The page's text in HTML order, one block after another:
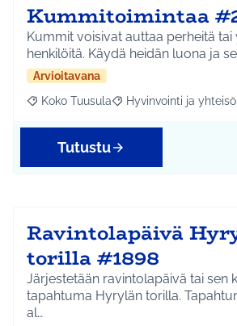
Kummitoimintaa
Kummit voisivat auttaa perheitä tai
henkilöitä. Käydä heidän luona ja
Arvioitavana
Rajaa tulokset aihepiirin mukaan: Koko
Koko Tuusula Rajaa tulokset
Hyvinvointi ja
Tutustu
Ravintolapäivä
torilla #1898
Järjestetään ravintolapäivä tai sen
tapahtuma Hyrylän torilla.
al…